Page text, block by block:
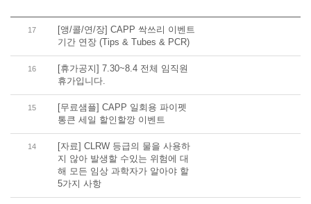
17
[앵/콜/연/장] CAPP 싹쓰리 이벤트
기간 연장 (Tips & Tubes & PCR)
16
[휴가공지] 7.30~8.4 전체 임직원
휴가입니다.
15
[무료샘플] CAPP 일회용 파이펫
통큰 세일 할인할깡 이벤트
14
[자료] CLRW 등급의 물을 사용하
지 않아 발생할 수있는 위험에 대
해 모든 임상 과학자가 알아야 할
5가지 사항